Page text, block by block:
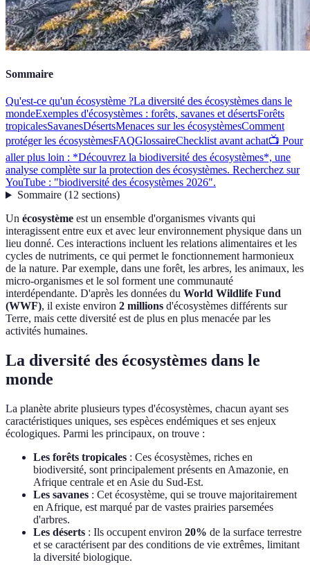
Sommaire
Qu'est-ce qu'un écosystème ?La diversité des écosystèmes dans le
mondeExemples d'écosystèmes : forêts, savanes et désertsForêts
tropicalesSavanesDésertsMenaces sur les écosystèmesComment
protéger les écosystèmesFAQGlossaireChecklist avant achat📺 Pour
aller plus loin : *Découvrez la biodiversité des écosystèmes*, une
analyse complète sur la protection des écosystèmes. Recherchez sur
YouTube : "biodiversité des écosystèmes 2026".
Sommaire(12 sections)
Un écosystème est un ensemble d'organismes vivants qui
interagissent entre eux et avec leur environnement physique dans un
lieu donné. Ces interactions incluent les relations alimentaires et les
cycles de nutriments, ce qui permet le fonctionnement harmonieux
de la nature. Par exemple, dans une forêt, les arbres, les animaux, les
micro-organismes et le sol forment une communauté
interdépendante. D'après les données du World Wildlife Fund
(WWF), il existe environ 2 millions d'écosystèmes différents sur
Terre, mais cette diversité est de plus en plus menacée par les
activités humaines.
La diversité des écosystèmes dans le
monde
La planète abrite plusieurs types d'écosystèmes, chacun ayant ses
caractéristiques uniques, ses espèces endémiques et ses enjeux
écologiques. Parmi les principaux, on trouve :
Les forêts tropicales : Ces écosystèmes, riches en
biodiversité, sont principalement présents en Amazonie, en
Afrique centrale et en Asie du Sud-Est.
Les savanes : Cet écosystème, qui se trouve majoritairement
en Afrique, est marqué par de vastes prairies parsemées
d'arbres.
Les déserts : Ils occupent environ 20% de la surface terrestre
et se caractérisent par des conditions de vie extrêmes, limitant
la diversité biologique.